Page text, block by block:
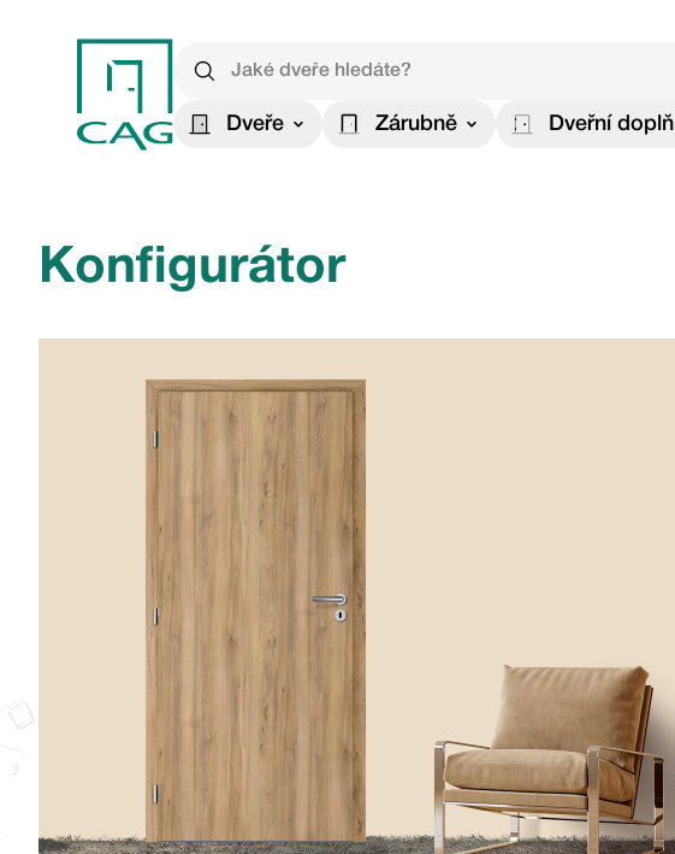
Dveře Zárubně Dveřní
Konfigurátor